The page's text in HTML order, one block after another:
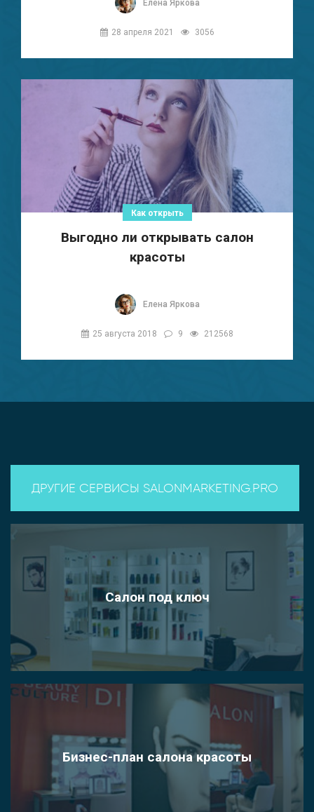
Елена Яркова
28 апреля 2021 3056
Как открыть
Выгодно ли открывать салон
красоты
Елена Яркова
25 августа 2018 9 212568
ДРУГИЕ СЕРВИСЫ SALONMARKETING.PRO
Салон под ключ
Бизнес-план салона красоты